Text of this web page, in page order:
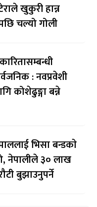
खुकुरी हान्न
चल्यो गोली
: नवप्रवेशी
कोशेढुङ्गा बन्ने
भिसा बन्डकाे
नेपालीले ३० लाख
बुझाउनुपर्ने